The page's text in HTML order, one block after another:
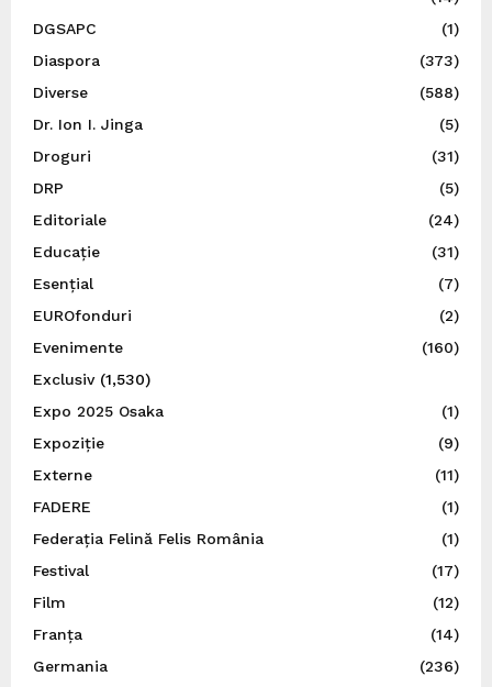
DGSAPC
(1)
Diaspora
(373)
Diverse
(588)
Dr. Ion I. Jinga
(5)
Droguri
(31)
DRP
(5)
Editoriale
(24)
Educație
(31)
Esențial
(7)
EUROfonduri
(2)
Evenimente
(160)
Exclusiv(1,530)
Expo 2025 Osaka
(1)
Expoziție
(9)
Externe
(11)
FADERE
(1)
Federația Felină Felis România
(1)
Festival
(17)
Film
(12)
Franța
(14)
Germania
(236)